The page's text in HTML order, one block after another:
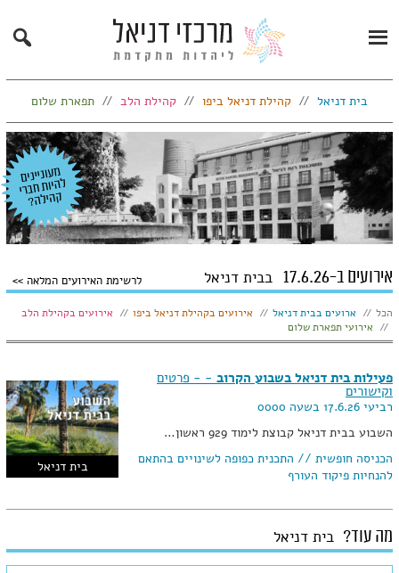
Primary
Menu
Search
בית דניאל קהילת דניאל ביפו קהילת הלב תפארת שלום
אירועים ב-17.6.26 בבית דניאל לרשימת האירועים המלאה
הצג:
הכל ארועים בבית דניאל אירועים בקהילת דניאל ביפו
אירועים בקהילת הלב
אירועי תפארת שלום
בית דניאל
פעילות בית דניאל בשבוע הקרוב - - פרטים
וקישורים
רביעי 17.6.26 בשעה 0000
השבוע בבית דניאל קבוצת לימוד 929 ראשון…
הכניסה חופשית // התכנית כפופה לשינויים בהתאם
להנחיות פיקוד העורף
מה עוד? בית דניאל